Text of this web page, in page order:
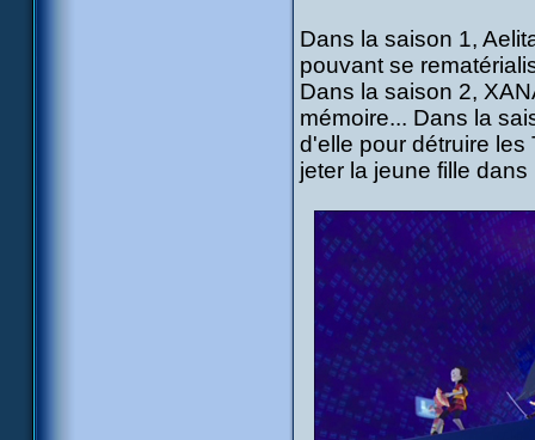
Dans la saison 1,
pouvant se
Dans la saison 2,
mémoire... Dans la
d'elle pour détruire les
jeter la jeune fille